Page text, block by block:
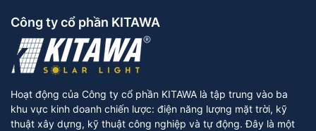
Công ty cổ phần KITAWA
Hoạt động của Công ty cổ phần KITAWA là tập trung vào ba
khu vực kinh doanh chiến lược: điện năng lượng mặt trời, kỹ
thuật xây dựng, kỹ thuật công nghiệp và tự động. Đây là một